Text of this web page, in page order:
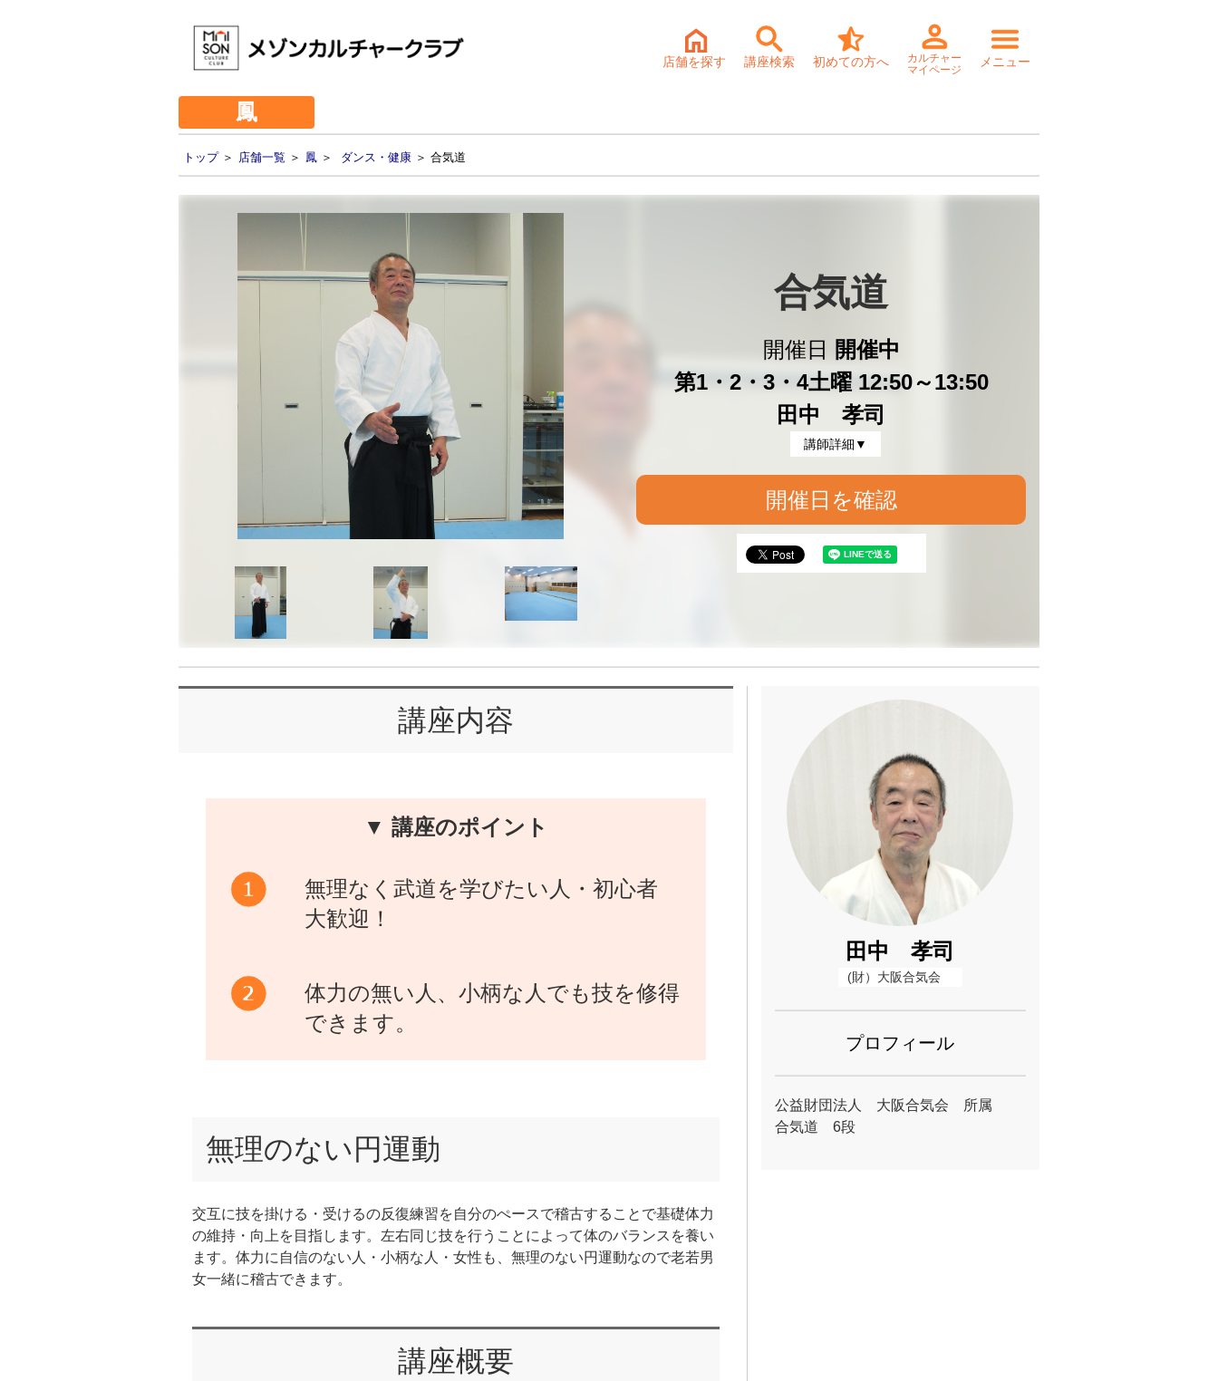
店舗を探す 講座検索 初めての方へ
カルチャー
マイページ
メニュー
鳳
トップ＞ 店舗一覧 ＞ 鳳 ＞ ダンス・健康 ＞ 合気道
合気道
開催日
開催中
第1・2・3・4土曜 12:50～13:50
田中 孝司
講師詳細▼
開催日を確認
講座内容
▼ 講座のポイント
無理なく武道を学びたい人・初心者
大歓迎！
体力の無い人、小柄な人でも技を修得
できます。
無理のない円運動
交互に技を掛ける・受けるの反復練習を自分のぺースで稽古することで基礎体力
の維持・向上を目指します。左右同じ技を行うことによって体のバランスを養い
ます。体力に自信のない人・小柄な人・女性も、無理のない円運動なので老若男
女一緒に稽古できます。
講座概要
田中 孝司
(財）大阪合気会
プロフィール
公益財団法人 大阪合気会 所属
合気道 6段